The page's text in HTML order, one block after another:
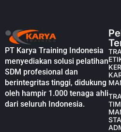
PT Karya Training Indonesia
menyediakan solusi pelatihan
SDM profesional dan
berintegritas tinggi, didukung
oleh hampir 1.000 tenaga ahli
dari seluruh Indonesia.